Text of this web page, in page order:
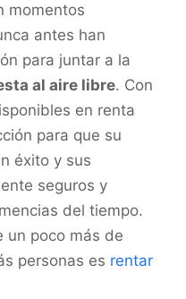
momentos
antes han
para juntar a la
al aire libre. Con
en renta
para que su
éxito y sus
seguros y
del tiempo.
un poco más de
personas es rentar